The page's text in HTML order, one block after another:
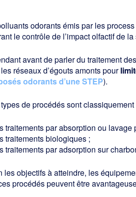
odorants émis par les
le contrôle de l’impact olfactif de la
avant de parler du traitement
réseaux d’égouts amonts pour
odorants d’une STEP).
de procédés sont
traitements par absorption ou lavage
traitements biologiques ;
traitements par adsorption sur
les objectifs à atteindre, les
procédés peuvent être